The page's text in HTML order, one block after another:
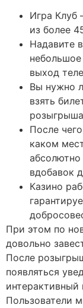
Игра Клуб
из более
Надавите
выход
Вы нужно
взять
После
каком
вдобавок
Казино
При этом по
довольно
После
появляться
интерактивный
Пользователи